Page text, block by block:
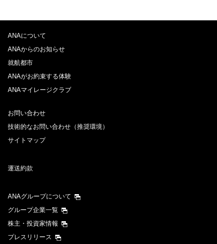
ANAについて
ANAからのお知らせ
就航都市
ANAがお約束する体験
ANAマイレージクラブ
お問い合わせ
技術的なお問い合わせ（推奨環境）
サイトマップ
運送約款
ANAグループについて
グループ企業一覧
株主・投資家情報
プレスリリース